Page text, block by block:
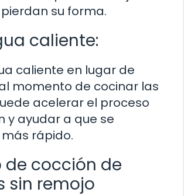
su forma.
caliente:
caliente en lugar de
momento de cocinar las
acelerar el proceso
y ayudar a que se
rápido.
de cocción de
sin remojo